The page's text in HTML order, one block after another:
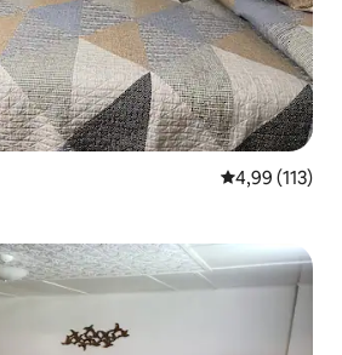
4,99 av 5 i
4,99 (113)